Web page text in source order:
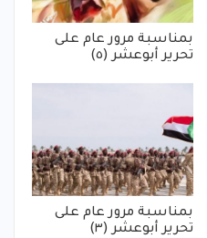
بمناسبة مرور عام على
تحرير أبوعشر (٥)
بمناسبة مرور عام على
تحرير أبوعشر (٣)